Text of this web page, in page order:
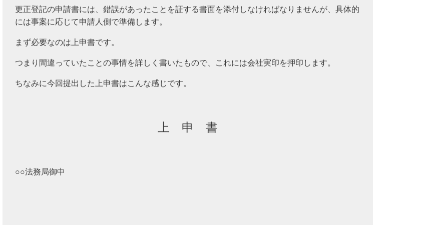
更正登記の申請書には、錯誤があったことを証する書面を添付しなければなりませんが、具体的
には事案に応じて申請人側で準備します。
まず必要なのは上申書です。
つまり間違っていたことの事情を詳しく書いたもので、これには会社実印を押印します。
ちなみに今回提出した上申書はこんな感じです。
上 申 書
○○法務局御中